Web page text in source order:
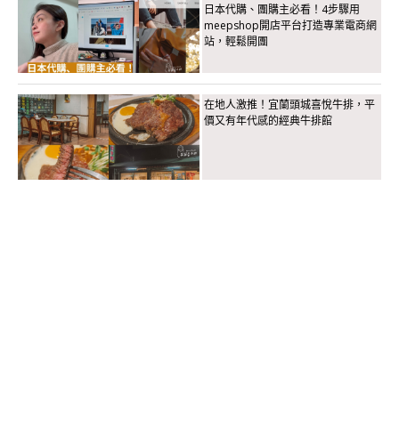
日本代購、團購主必看！4步驟用
meepshop開店平台打造專業電商網
站，輕鬆開團
在地人激推！宜蘭頭城喜悅牛排，平
價又有年代感的經典牛排館